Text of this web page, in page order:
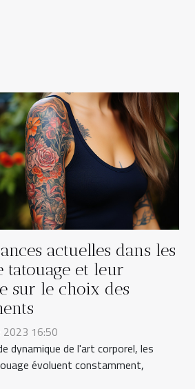
actuelles dans les
tatouage et leur
sur le choix des
2023 16:50
dynamique de l'art corporel, les
évoluent constamment,